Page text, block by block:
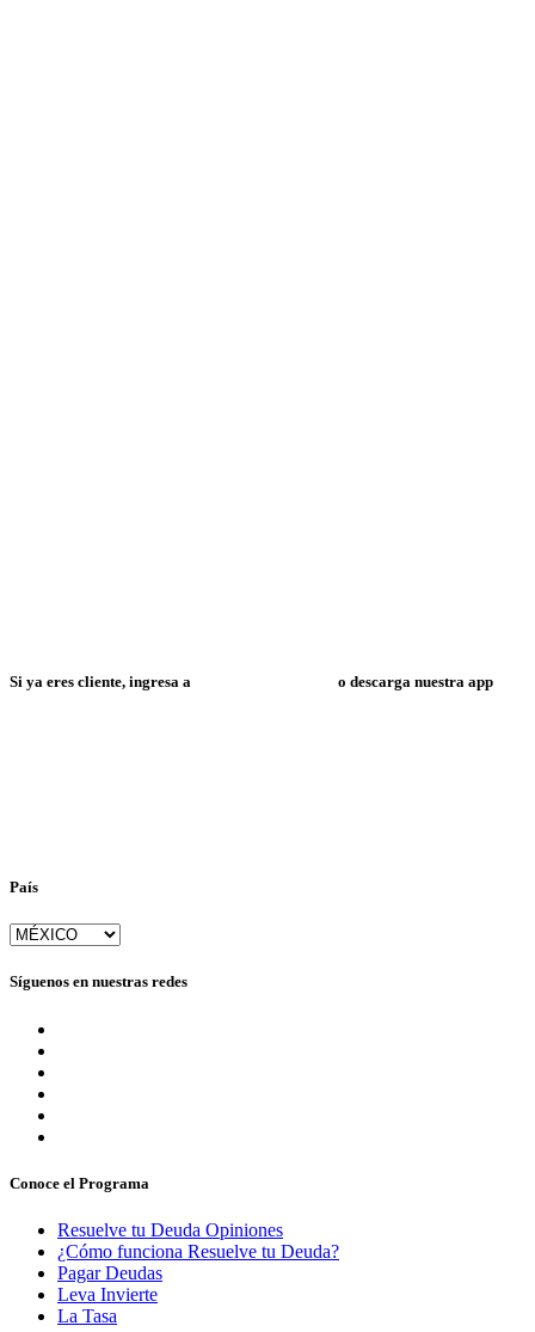
Si ya eres cliente, ingresa a o descarga nuestra app
País
Síguenos en nuestras redes
Conoce el Programa
Resuelve tu Deuda Opiniones
¿Cómo funciona Resuelve tu Deuda?
Pagar Deudas
Leva Invierte
La Tasa